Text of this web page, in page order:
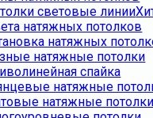
световые линии
натяжных потолков
натяжных
натяжные потолки
спайка
натяжные
натяжные